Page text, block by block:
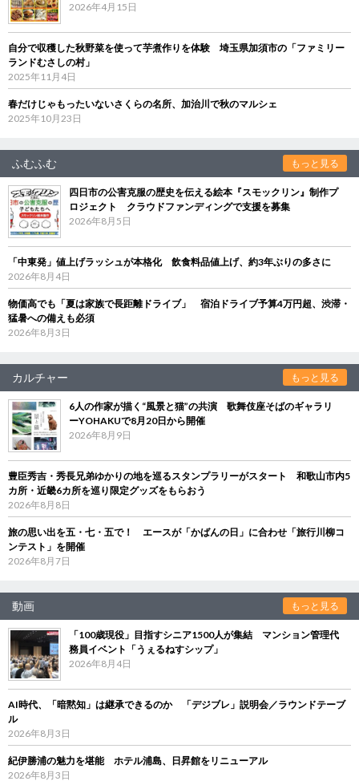
2026年4月15日
自分で収穫した秋野菜を使って芋煮作りを体験 埼玉県加須市の「ファミリー
ランドむさしの村」
2025年11月4日
春だけじゃもったいないさくらの名所、加治川で秋のマルシェ
2025年10月23日
ふむふむ もっと見る
四日市の公害克服の歴史を伝える絵本『スモックリン』制作プ
ロジェクト クラウドファンディングで支援を募集
2026年8月5日
「中東発」値上げラッシュが本格化 飲食料品値上げ、約3年ぶりの多さに
2026年8月4日
物価高でも「夏は家族で長距離ドライブ」 宿泊ドライブ予算4万円超、渋滞・
猛暑への備えも必須
2026年8月3日
カルチャー もっと見る
6人の作家が描く“風景と猫”の共演 歌舞伎座そばのギャラリ
ーYOHAKUで8月20日から開催
2026年8月9日
豊臣秀吉・秀長兄弟ゆかりの地を巡るスタンプラリーがスタート 和歌山市内5
カ所・近畿6カ所を巡り限定グッズをもらおう
2026年8月8日
旅の思い出を五・七・五で！ エースが「かばんの日」に合わせ「旅行川柳コ
ンテスト」を開催
2026年8月7日
動画 もっと見る
「100歳現役」目指すシニア1500人が集結 マンション管理代
務員イベント「うぇるねすシップ」
2026年8月4日
AI時代、「暗黙知」は継承できるのか 「デジブレ」説明会／ラウンドテーブ
ル
2026年8月3日
紀伊勝浦の魅力を堪能 ホテル浦島、日昇館をリニューアル
2026年8月3日